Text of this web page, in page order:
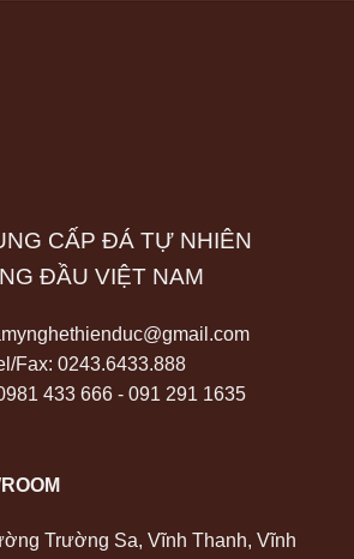
CẤP ĐÁ TỰ NHIÊN
ĐẦU VIỆT NAM
Fax: 0243.6433.888
433 666 - 091 291 1635
Trường Sa, Vĩnh Thanh, Vĩnh